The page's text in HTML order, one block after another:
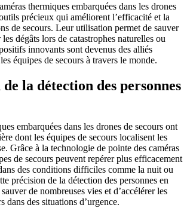
thermiques embarquées dans les drones
précieux qui améliorent l’efficacité et la
de secours. Leur utilisation permet de sauver
dégâts lors de catastrophes naturelles ou
innovants sont devenus des alliés
équipes de secours à travers le monde.
la détection des personnes
embarquées dans les drones de secours ont
dont les équipes de secours localisent les
Grâce à la technologie de pointe des caméras
de secours peuvent repérer plus efficacement
des conditions difficiles comme la nuit ou
précision de la détection des personnes en
de nombreuses vies et d’accélérer les
dans des situations d’urgence.